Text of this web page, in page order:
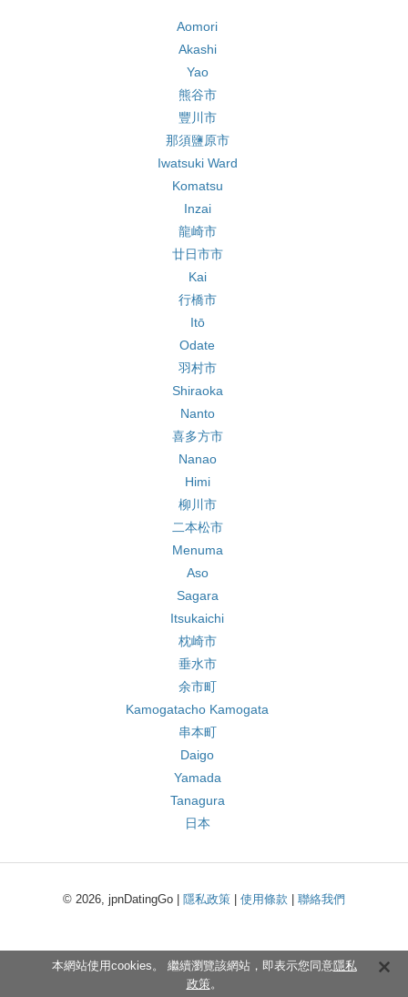
Aomori
Akashi
Yao
熊谷市
豐川市
那須鹽原市
Iwatsuki Ward
Komatsu
Inzai
龍崎市
廿日市市
Kai
行橋市
Itō
Odate
羽村市
Shiraoka
Nanto
喜多方市
Nanao
Himi
柳川市
二本松市
Menuma
Aso
Sagara
Itsukaichi
枕崎市
垂水市
余市町
Kamogatacho Kamogata
串本町
Daigo
Yamada
Tanagura
日本
© 2026, jpnDatingGo | 隱私政策 使用條款 聯絡我們
本網站使用cookies。 繼續瀏覽該網站，即表示您同意隱私
政策。